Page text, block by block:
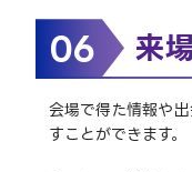
06 来
会場で得た情報や
すことができます。